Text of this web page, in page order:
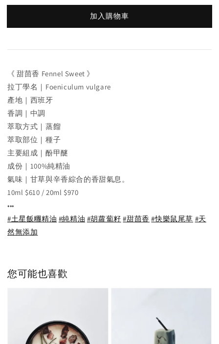
加入購物車
《 甜茴香 Fennel Sweet 》
拉丁學名｜Foeniculum vulgare
產地｜西班牙
香調｜中調
萃取方式｜蒸餾
萃取部位｜種子
主要組成｜酚甲醚
成份｜100%純精油
氣味｜甘草與辛香綜合的香甜氣息。
10ml $610 / 20ml $970
•••
#土星飯糰精油 #純精油 #胡蘿蔔籽 #甜茴香 #快樂鼠尾草 #天
然無添加
您可能也喜歡